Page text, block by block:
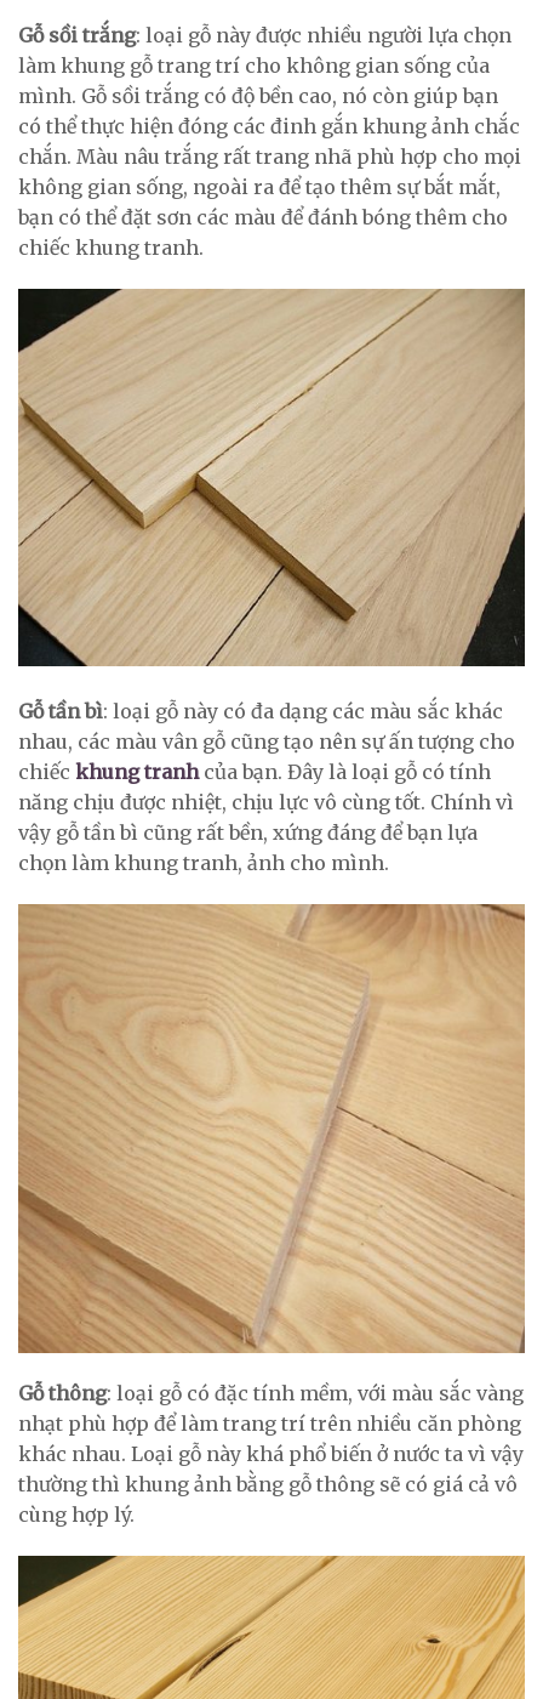
Gỗ sồi trắng: loại gỗ này được nhiều người lựa chọn
làm khung gỗ trang trí cho không gian sống của
mình. Gỗ sồi trắng có độ bền cao, nó còn giúp bạn
có thể thực hiện đóng các đinh gắn khung ảnh chắc
chắn. Màu nâu trắng rất trang nhã phù hợp cho mọi
không gian sống, ngoài ra để tạo thêm sự bắt mắt,
bạn có thể đặt sơn các màu để đánh bóng thêm cho
chiếc khung tranh.
Gỗ tần bì: loại gỗ này có đa dạng các màu sắc khác
nhau, các màu vân gỗ cũng tạo nên sự ấn tượng cho
chiếc khung tranhcủa bạn. Đây là loại gỗ có tính
năng chịu được nhiệt, chịu lực vô cùng tốt. Chính vì
vậy gỗ tần bì cũng rất bền, xứng đáng để bạn lựa
chọn làm khung tranh, ảnh cho mình.
Gỗ thông: loại gỗ có đặc tính mềm, với màu sắc vàng
nhạt phù hợp để làm trang trí trên nhiều căn phòng
khác nhau. Loại gỗ này khá phổ biến ở nước ta vì vậy
thường thì khung ảnh bằng gỗ thông sẽ có giá cả vô
cùng hợp lý.